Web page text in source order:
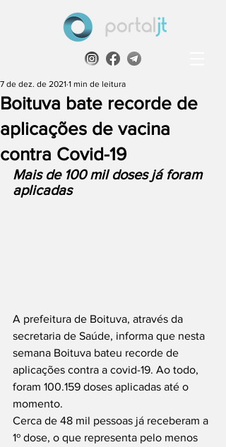
Boituva bate recorde de
aplicações de vacina
contra Covid-19
7 de dez. de 2021 1 min de leitura
Mais de 100 mil doses já foram
aplicadas
A prefeitura de Boituva, através da
secretaria de Saúde, informa que nesta
semana Boituva bateu recorde de
aplicações contra a covid-19. Ao todo,
foram 100.159 doses aplicadas até o
momento.
Cerca de 48 mil pessoas já receberam a
1º dose, o que representa pelo menos